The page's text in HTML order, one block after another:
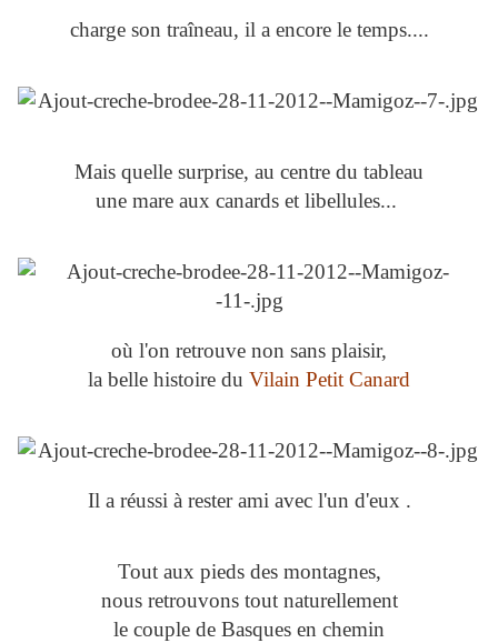
charge son traîneau, il a encore le temps....
Mais quelle surprise, au centre du tableau
une mare aux canards et libellules...
où l'on retrouve non sans plaisir,
la belle histoire du Vilain Petit Canard
Il a réussi à rester ami avec l'un d'eux .
Tout aux pieds des montagnes,
nous retrouvons tout naturellement
le couple de Basques en chemin